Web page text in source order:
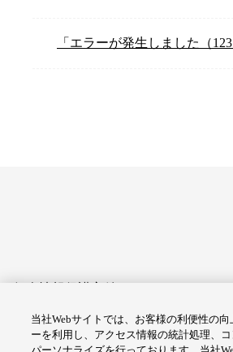
「エラーが発生しました（123
アクセシビリティへの対応
Cookie
当社Webサイトでは、お客様の利便性の
ーを利用し、アクセス情報の統計処理、